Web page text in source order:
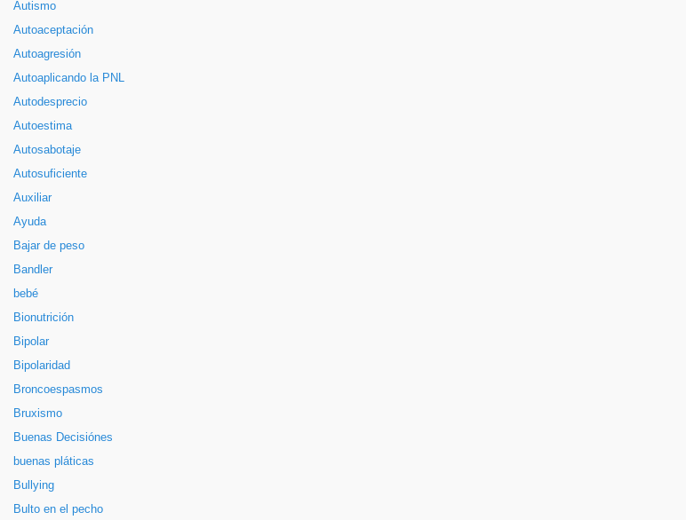
Autismo
Autoaceptación
Autoagresión
Autoaplicando la PNL
Autodesprecio
Autoestima
Autosabotaje
Autosuficiente
Auxiliar
Ayuda
Bajar de peso
Bandler
bebé
Bionutrición
Bipolar
Bipolaridad
Broncoespasmos
Bruxismo
Buenas Decisiónes
buenas pláticas
Bullying
Bulto en el pecho